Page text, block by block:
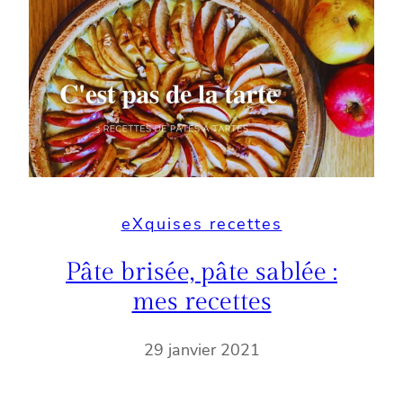
eXquises recettes
Pâte brisée, pâte sablée :
mes recettes
29 janvier 2021